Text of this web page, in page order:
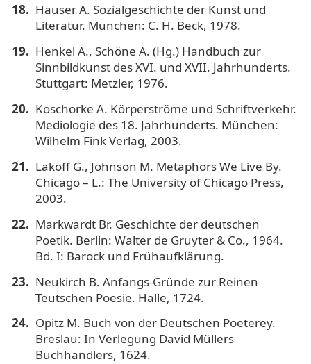
Hauser A. Sozialgeschichte der Kunst und
Literatur. München: C. H. Beck, 1978.
Henkel A., Schöne A. (Hg.) Handbuch zur
Sinnbildkunst des XVI. und XVII. Jahrhunderts.
Stuttgart: Metzler, 1976.
Koschorke A. Körperströme und Schriftverkehr.
Mediologie des 18. Jahrhunderts. München:
Wilhelm Fink Verlag, 2003.
Lakoff G., Johnson M. Metaphors We Live By.
Chicago – L.: The University of Chicago Press,
2003.
Markwardt Br. Geschichte der deutschen
Poetik. Berlin: Walter de Gruyter & Co., 1964.
Bd. I: Barock und Frühaufklärung.
Neukirch B. Anfangs-Gründe zur Reinen
Teutschen Poesie. Halle, 1724.
Opitz M. Buch von der Deutschen Poeterey.
Breslau: In Verlegung David Müllers
Buchhändlers, 1624.